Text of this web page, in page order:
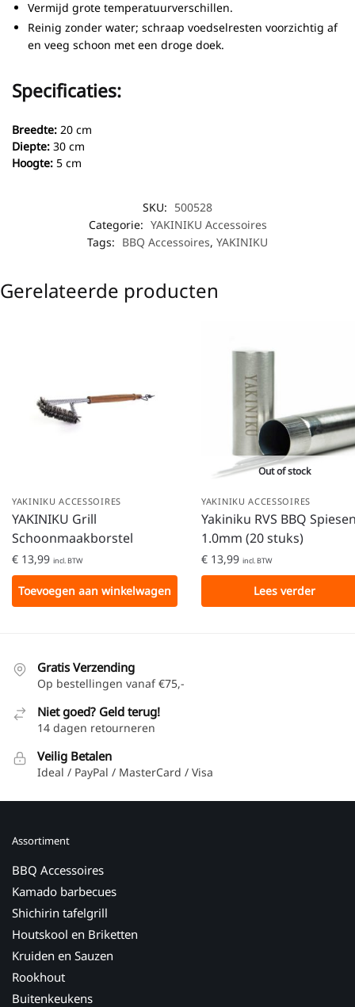
Vermijd grote temperatuurverschillen.
Reinig zonder water; schraap voedselresten voorzichtig af
en veeg schoon met een droge doek.
Specificaties:
Breedte: 20 cm
Diepte: 30 cm
Hoogte: 5 cm
SKU: 500528
Categorie: YAKINIKU Accessoires
Tags: BBQ Accessoires, YAKINIKU
Gerelateerde producten
YAKINIKU ACCESSOIRES
YAKINIKU Grill
Schoonmaakborstel
€ 13,99 incl. BTW
Toevoegen aan winkelwagen
Out of stock
YAKINIKU ACCESSOIRES
Yakiniku RVS BBQ
1.0mm (20 stuks)
€ 13,99 incl. BTW
Lees verder
Gratis Verzending
Op bestellingen vanaf €75,-
Niet goed? Geld terug!
14 dagen retourneren
Veilig Betalen
Ideal / PayPal / MasterCard / Visa
Assortiment
BBQ Accessoires
Kamado barbecues
Shichirin tafelgrill
Houtskool en Briketten
Kruiden en Sauzen
Rookhout
Buitenkeukens